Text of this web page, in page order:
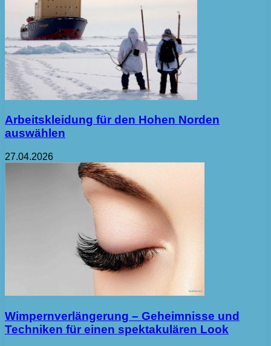
Arbeitskleidung für den Hohen Norden
auswählen
27.04.2026
Wimpernverlängerung – Geheimnisse und
Techniken für einen spektakulären Look